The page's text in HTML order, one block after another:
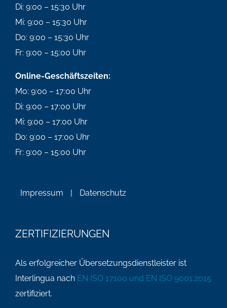
Di: 9:00 – 15:30 Uhr
Mi: 9:00 – 15:30 Uhr
Do: 9:00 – 15:30 Uhr
Fr: 9:00 – 15:00 Uhr
Online-Geschäftszeiten:
Mo: 9:00 – 17:00 Uhr
Di: 9:00 – 17:00 Uhr
Mi: 9:00 – 17:00 Uhr
Do: 9:00 – 17:00 Uhr
Fr: 9:00 – 15:00 Uhr
Impressum Datenschutz
ZERTIFIZIERUNGEN
Als erfolgreicher Übersetzungsdienstleister ist
Interlingua nach EN ISO 17100 und EN ISO 9001:2015
zertifiziert.